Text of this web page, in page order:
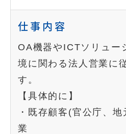
仕事内容
OA機器やICTソリュー
境に関わる法人営業に
す。
【具体的に】
・既存顧客(官公庁、
業